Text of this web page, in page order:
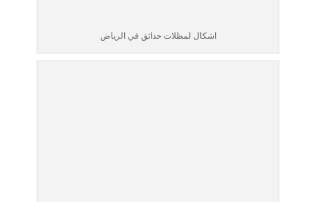
اشكال لمظلات حدائق في الرياض